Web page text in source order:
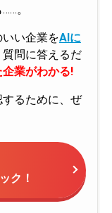
。
い企業をAIに
問に答えるだ
業がわかる!
るために、ぜ
ク！